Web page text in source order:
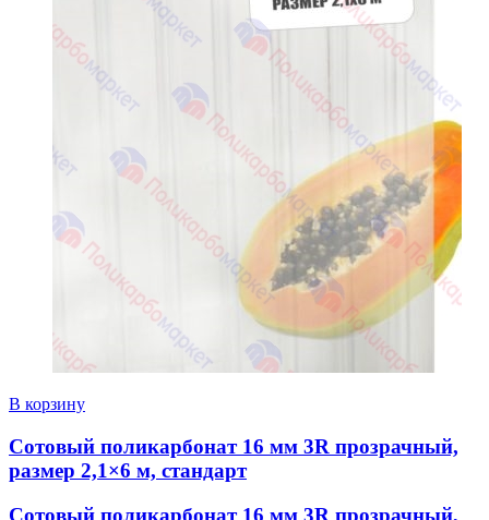
В корзину
Сотовый поликарбонат 16 мм 3R прозрачный,
размер 2,1×6 м, стандарт
Сотовый поликарбонат 16 мм 3R прозрачный,